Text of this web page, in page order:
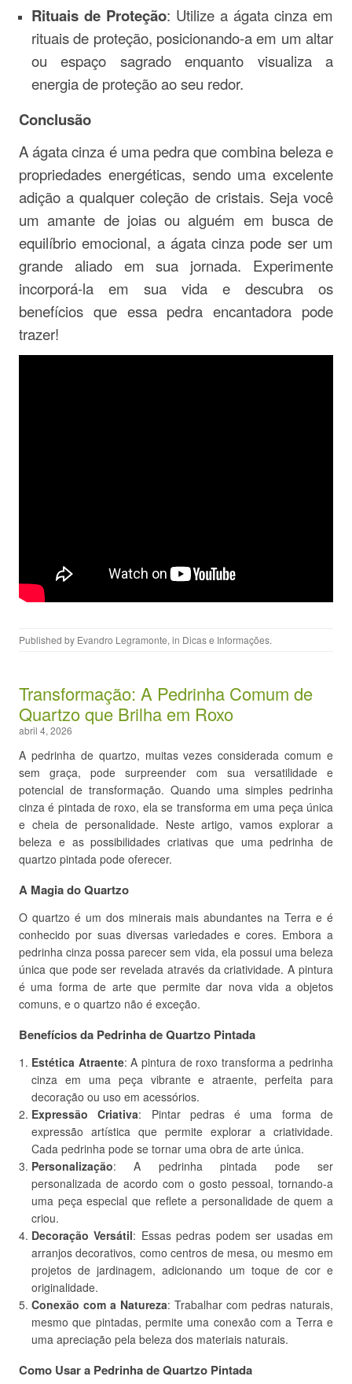
Rituais de Proteção: Utilize a ágata cinza em
rituais de proteção, posicionando-a em um altar
ou espaço sagrado enquanto visualiza a
energia de proteção ao seu redor.
Conclusão
A ágata cinza é uma pedra que combina beleza e
propriedades energéticas, sendo uma excelente
adição a qualquer coleção de cristais. Seja você
um amante de joias ou alguém em busca de
equilíbrio emocional, a ágata cinza pode ser um
grande aliado em sua jornada. Experimente
incorporá-la em sua vida e descubra os
benefícios que essa pedra encantadora pode
trazer!
Published by Evandro Legramonte, in Dicas e Informações.
Transformação: A Pedrinha Comum de
Quartzo que Brilha em Roxo
abril 4, 2026
A pedrinha de quartzo, muitas vezes considerada comum e
sem graça, pode surpreender com sua versatilidade e
potencial de transformação. Quando uma simples pedrinha
cinza é pintada de roxo, ela se transforma em uma peça única
e cheia de personalidade. Neste artigo, vamos explorar a
beleza e as possibilidades criativas que uma pedrinha de
quartzo pintada pode oferecer.
A Magia do Quartzo
O quartzo é um dos minerais mais abundantes na Terra e é
conhecido por suas diversas variedades e cores. Embora a
pedrinha cinza possa parecer sem vida, ela possui uma beleza
única que pode ser revelada através da criatividade. A pintura
é uma forma de arte que permite dar nova vida a objetos
comuns, e o quartzo não é exceção.
Benefícios da Pedrinha de Quartzo Pintada
Estética Atraente: A pintura de roxo transforma a pedrinha
cinza em uma peça vibrante e atraente, perfeita para
decoração ou uso em acessórios.
Expressão Criativa: Pintar pedras é uma forma de
expressão artística que permite explorar a criatividade.
Cada pedrinha pode se tornar uma obra de arte única.
Personalização: A pedrinha pintada pode ser
personalizada de acordo com o gosto pessoal, tornando-a
uma peça especial que reflete a personalidade de quem a
criou.
Decoração Versátil: Essas pedras podem ser usadas em
arranjos decorativos, como centros de mesa, ou mesmo em
projetos de jardinagem, adicionando um toque de cor e
originalidade.
Conexão com a Natureza: Trabalhar com pedras naturais,
mesmo que pintadas, permite uma conexão com a Terra e
uma apreciação pela beleza dos materiais naturais.
Como Usar a Pedrinha de Quartzo Pintada